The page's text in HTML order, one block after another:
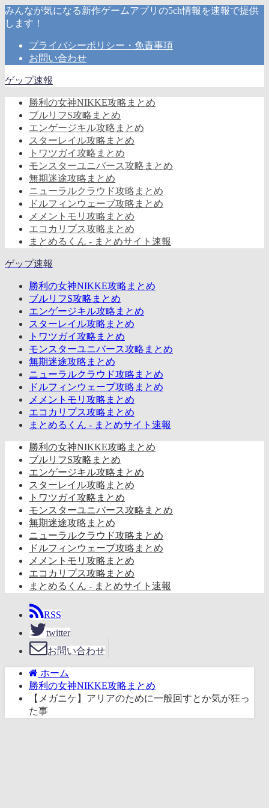
みんなが気になる新作ゲームアプリの5ch情報を速報で提供
します！
プライバシーポリシー・免責事項
お問い合わせ
ゲップ速報
勝利の女神NIKKE攻略まとめ
ブルリフS攻略まとめ
エンゲージキル攻略まとめ
スターレイル攻略まとめ
トワツガイ攻略まとめ
モンスターユニバース攻略まとめ
無期迷途攻略まとめ
ニューラルクラウド攻略まとめ
ドルフィンウェーブ攻略まとめ
メメントモリ攻略まとめ
エコカリプス攻略まとめ
まとめるくん - まとめサイト速報
ゲップ速報
勝利の女神NIKKE攻略まとめ
ブルリフS攻略まとめ
エンゲージキル攻略まとめ
スターレイル攻略まとめ
トワツガイ攻略まとめ
モンスターユニバース攻略まとめ
無期迷途攻略まとめ
ニューラルクラウド攻略まとめ
ドルフィンウェーブ攻略まとめ
メメントモリ攻略まとめ
エコカリプス攻略まとめ
まとめるくん - まとめサイト速報
勝利の女神NIKKE攻略まとめ
ブルリフS攻略まとめ
エンゲージキル攻略まとめ
スターレイル攻略まとめ
トワツガイ攻略まとめ
モンスターユニバース攻略まとめ
無期迷途攻略まとめ
ニューラルクラウド攻略まとめ
ドルフィンウェーブ攻略まとめ
メメントモリ攻略まとめ
エコカリプス攻略まとめ
まとめるくん - まとめサイト速報
RSS
twitter
お問い合わせ
ホーム
勝利の女神NIKKE攻略まとめ
【メガニケ】アリアのために一般回すとか気が狂っ
た事